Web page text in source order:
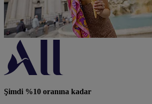
Şimdi %10 oranına kadar